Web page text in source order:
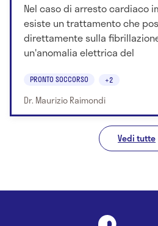
Nel caso di arresto cardiaco
esiste un trattamento che
direttamente sulla
un'anomalia elettrica del
PRONTO SOCCORSO +2
Dr. Maurizio Raimondi
Vedi tutte